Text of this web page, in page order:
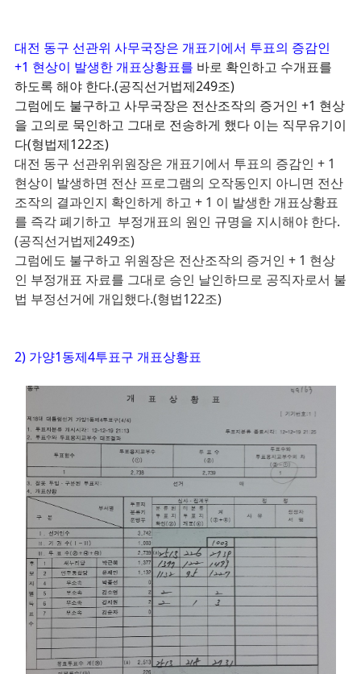
대전 동구 선관위 사무국장은 개표기에서 투표의 증감인
+1 현상이 발생한 개표상황표를 바로 확인하고 수개표를
하도록 해야 한다.(공직선거법제249조)
그럼에도 불구하고 사무국장은 전산조작의 증거인 +1 현상
을 고의로 묵인하고 그대로 전송하게 했다 이는 직무유기이
다(형법제122조)
대전 동구 선관위위원장은 개표기에서 투표의 증감인 + 1
현상이 발생하면 전산 프로그램의 오작동인지 아니면 전산
조작의 결과인지 확인하게 하고 + 1 이 발생한 개표상황표
를 즉각 폐기하고 부정개표의 원인 규명을 지시해야 한다.
(공직선거법제249조)
그럼에도 불구하고 위원장은 전산조작의 증거인 + 1 현상
인 부정개표 자료를 그대로 승인 날인하므로 공직자로서 불
법 부정선거에 개입했다.(형법122조)
2) 가양1동제4투표구 개표상황표